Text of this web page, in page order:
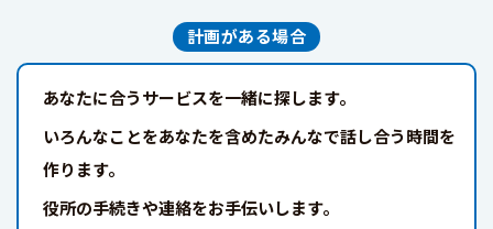
計画がある場合
あなたに合うサービスを一緒に探します。
いろんなことをあなたを含めたみんなで話し合う時間を
作ります。
役所の手続きや連絡をお手伝いします。